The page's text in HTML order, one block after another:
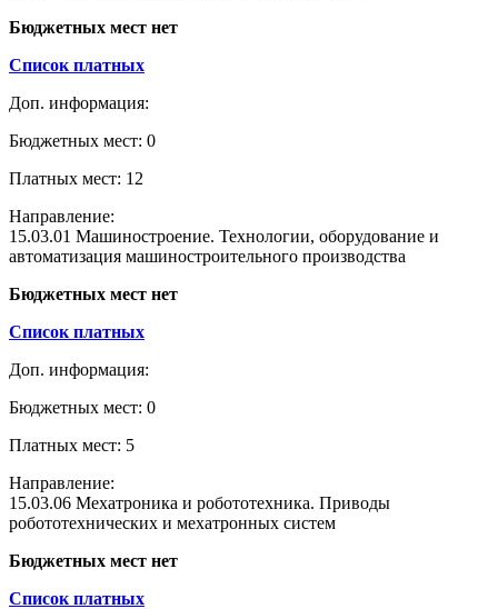
Бюджетных мест нет
Список платных
Доп. информация:
Бюджетных мест: 0
Платных мест: 12
Направление:
15.03.01 Машиностроение. Технологии, оборудование и
автоматизация машиностроительного производства
Бюджетных мест нет
Список платных
Доп. информация:
Бюджетных мест: 0
Платных мест: 5
Направление:
15.03.06 Мехатроника и робототехника. Приводы
робототехнических и мехатронных систем
Бюджетных мест нет
Список платных